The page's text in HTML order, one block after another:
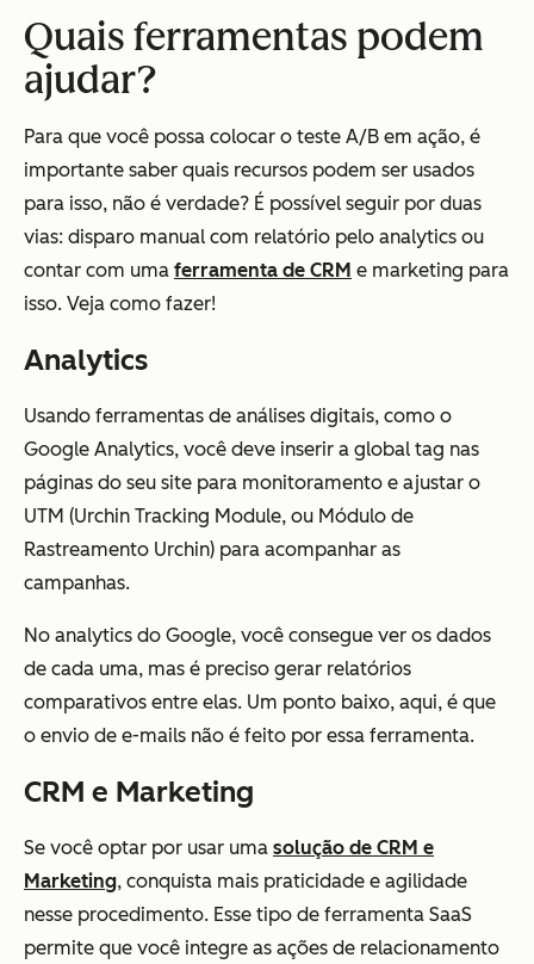
Quais ferramentas podem
ajudar?
Para que você possa colocar o teste A/B em ação, é
importante saber quais recursos podem ser usados
para isso, não é verdade? É possível seguir por duas
vias: disparo manual com relatório pelo analytics ou
contar com uma ferramenta de CRM e marketing para
isso. Veja como fazer!
Analytics
Usando ferramentas de análises digitais, como o
Google Analytics, você deve inserir a global tag nas
páginas do seu site para monitoramento e ajustar o
UTM (Urchin Tracking Module, ou Módulo de
Rastreamento Urchin) para acompanhar as
campanhas.
No analytics do Google, você consegue ver os dados
de cada uma, mas é preciso gerar relatórios
comparativos entre elas. Um ponto baixo, aqui, é que
o envio de e-mails não é feito por essa ferramenta.
CRM e Marketing
Se você optar por usar uma solução de CRM e
Marketing, conquista mais praticidade e agilidade
nesse procedimento. Esse tipo de ferramenta SaaS
permite que você integre as ações de relacionamento